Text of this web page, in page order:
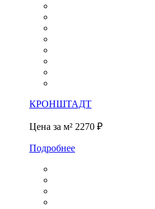
КРОНШТАДТ
Цена за м² 2270 ₽
Подробнее